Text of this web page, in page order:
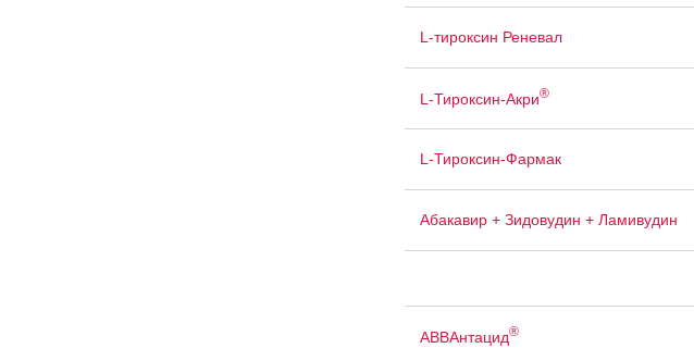
L-тироксин Реневал
L-Тироксин-Акри®
L-Тироксин-Фармак
Абакавир + Зидовудин + Ламивудин
АВВАнтацид®